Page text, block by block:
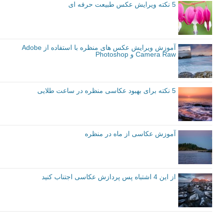
5 نکته ویرایش عکس طبیعت حرفه ای
آموزش ویرایش عکس های منظره با استفاده از Adobe
Camera Raw و Photoshop
5 نکته برای بهبود عکاسی منظره در ساعت طلایی
آموزش عکاسی از ماه در منظره
از این 4 اشتباه پس پردازش عکاسی اجتناب کنید